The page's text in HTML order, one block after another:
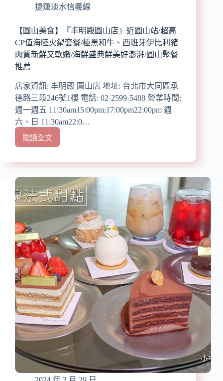
印
料
理
推
薦/
真
認
證
餐
廳/
推
牌
紅
乳
酸
雞、
印
式
羊
肉
香
料
炒
飯/
完
整
單
捷運淡水信義線
【圓山美食】『丰明殿圓山店』近圓山站/超高
CP值海陸火鍋套餐/極黑和牛、西班牙伊比利豬
肉質新鮮又軟嫩/海鮮盛典鮮美好澎湃/圓山聚餐
推薦
店家資訊: 丰明殿 圓山店 地址: 台北市大同區承
德路三段246號1樓 電話: 02-2599-5488 營業時間:
週一週五 11:30am15:00pm;17:00pm22:00pm 週
六、日 11:30am22:0…
閱讀全文
【圓
美
『丰
明
殿
山
店』
近
圓
山
站/
超
高
CP
值
海
陸
鍋
套